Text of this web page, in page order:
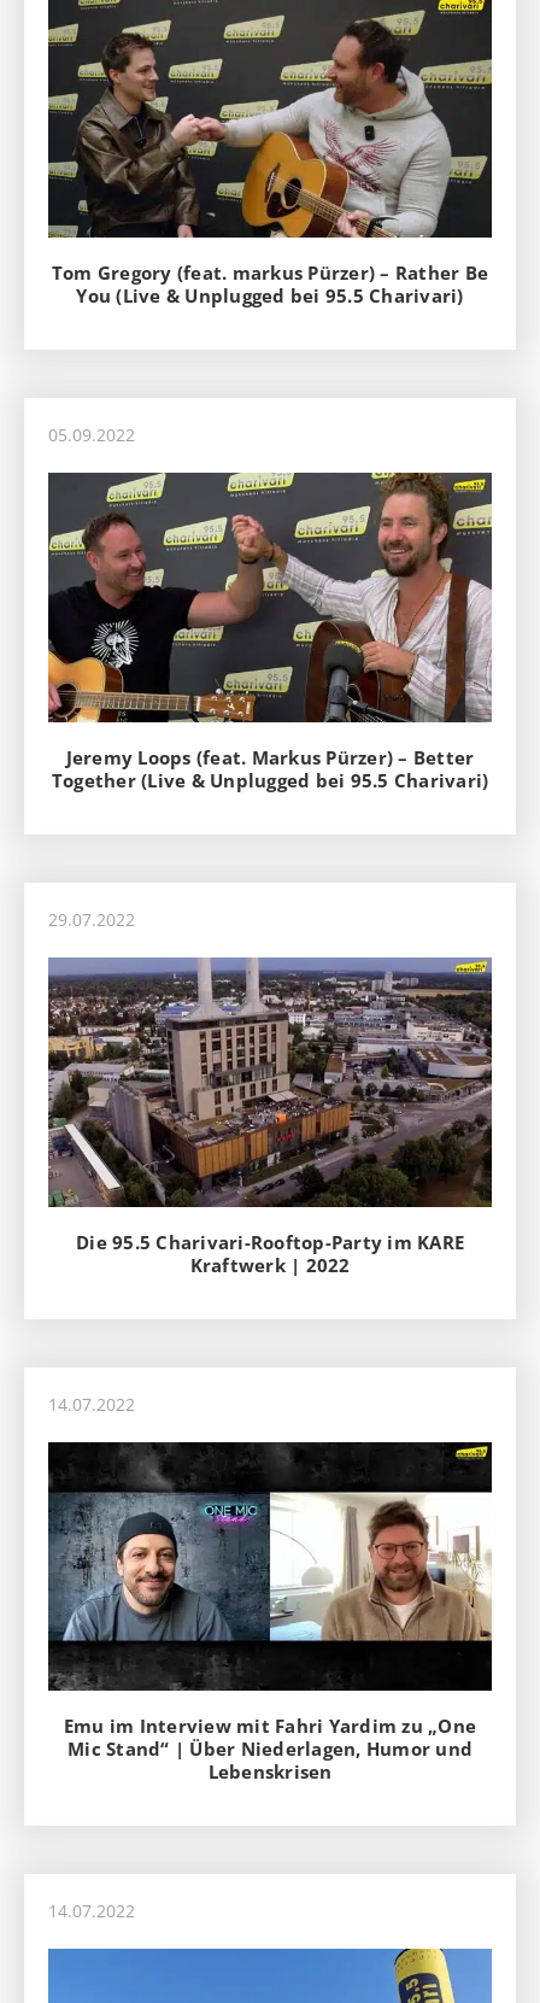
Tom Gregory (feat. markus Pürzer) – Rather Be
You (Live & Unplugged bei 95.5 Charivari)
05.09.2022
Jeremy Loops (feat. Markus Pürzer) – Better
Together (Live & Unplugged bei 95.5 Charivari)
29.07.2022
Die 95.5 Charivari-Rooftop-Party im KARE
Kraftwerk | 2022
14.07.2022
Emu im Interview mit Fahri Yardim zu „One
Mic Stand“ | Über Niederlagen, Humor und
Lebenskrisen
14.07.2022